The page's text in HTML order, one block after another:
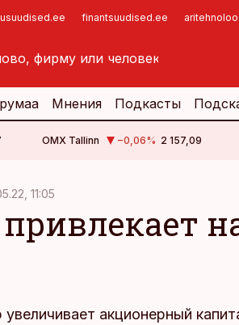
finantsuudised.ee
Мнения Подкасты
OMX Tallinn −0,06% 2 157,09
11:05
увеличивает акционерный